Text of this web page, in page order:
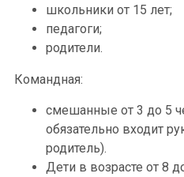
школьники от 15 лет;
педагоги;
родители.
Командная:
смешанные от 3 до 5
обязательно входит
родитель).
Дети в возрасте от 8